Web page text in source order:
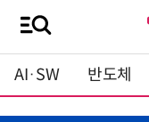
AI·SW 반도체